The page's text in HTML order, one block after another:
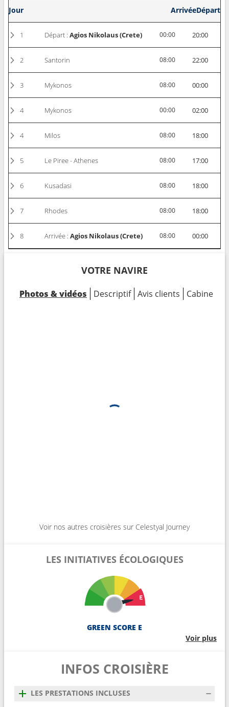
Jour ArrivéeDépart
1 Départ :Agios Nikolaus (Crete) 00:00 20:00
2 Santorin 08:00 22:00
3 Mykonos 08:00 00:00
4 Mykonos 00:00 02:00
4 Milos 08:00 18:00
5 Le Piree - Athenes 08:00 17:00
6 Kusadasi 08:00 18:00
7 Rhodes 08:00 18:00
8 Arrivée :Agios Nikolaus (Crete) 08:00 00:00
VOTRE NAVIRE
Photos & vidéos Descriptif Avis clients Cabines
Voir nos autres croisières sur Celestyal Journey
LES INITIATIVES ÉCOLOGIQUES
GREEN SCORE E
Voir plus
INFOS CROISIÈRE
LES PRESTATIONS INCLUSES